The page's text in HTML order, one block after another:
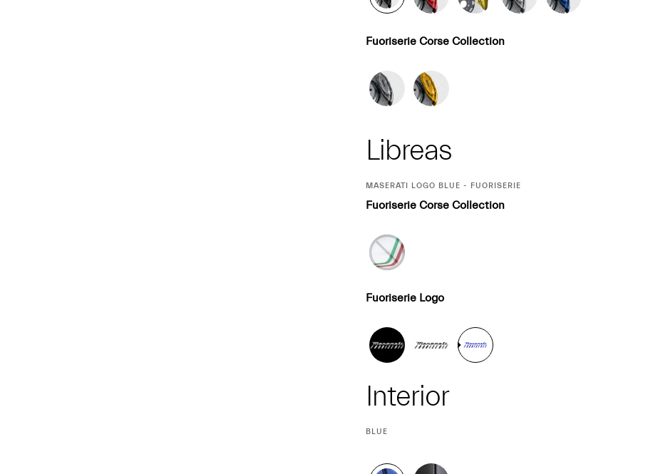
Fuoriserie Corse Collection
Libreas
CURRENT
MASERATI LOGO BLUE - FUORISERIE
Fuoriserie Corse Collection
Fuoriserie Logo
Interior
Interior
CURRENT
BLUE